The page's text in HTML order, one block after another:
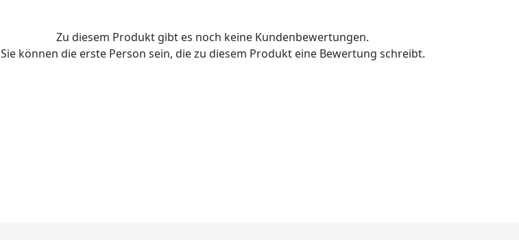
Zu diesem Produkt gibt es noch keine Kundenbewertungen.
Sie können die erste Person sein, die zu diesem Produkt eine Bewertung schreibt.